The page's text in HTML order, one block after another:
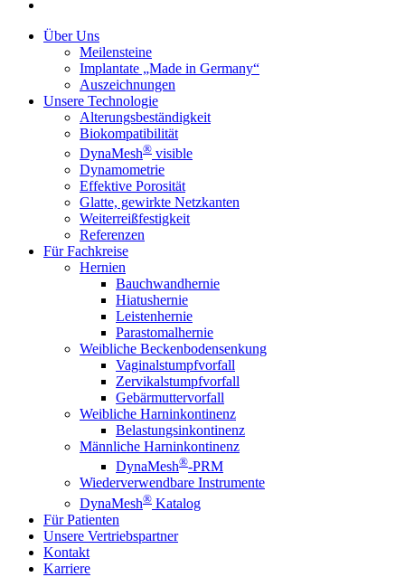
Über Uns
Meilensteine
Implantate „Made in Germany“
Auszeichnungen
Unsere Technologie
Alterungsbeständigkeit
Biokompatibilität
DynaMesh® visible
Dynamometrie
Effektive Porosität
Glatte, gewirkte Netzkanten
Weiterreißfestigkeit
Referenzen
Für Fachkreise
Hernien
Bauchwandhernie
Hiatushernie
Leistenhernie
Parastomalhernie
Weibliche Beckenbodensenkung
Vaginalstumpfvorfall
Zervikalstumpfvorfall
Gebärmuttervorfall
Weibliche Harninkontinenz
Belastungsinkontinenz
Männliche Harninkontinenz
DynaMesh®-PRM
Wiederverwendbare Instrumente
DynaMesh® Katalog
Für Patienten
Unsere Vertriebspartner
Kontakt
Karriere